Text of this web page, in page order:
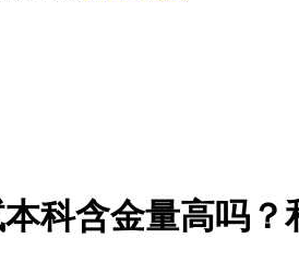
科含金量高吗？